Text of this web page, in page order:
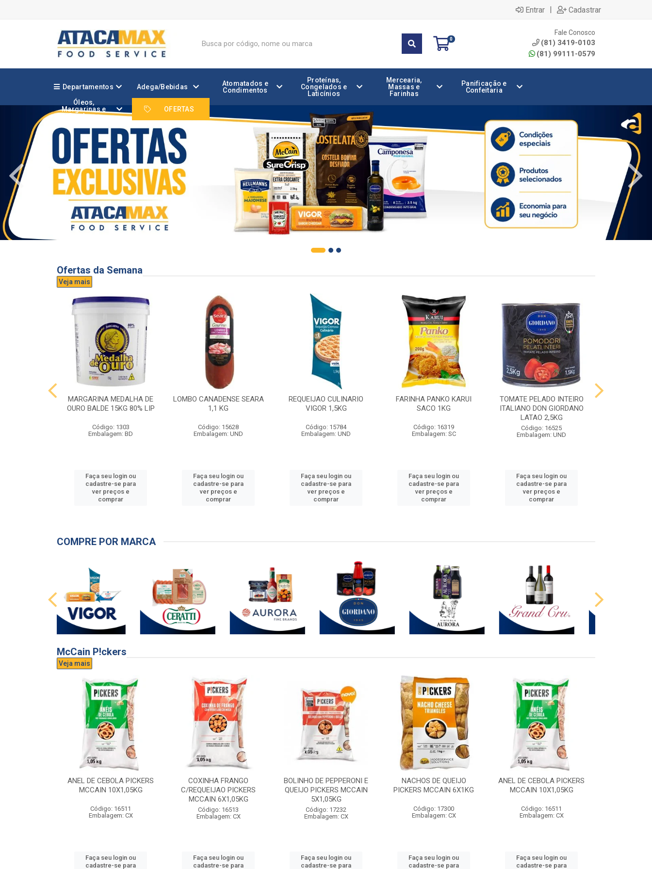
Entrar | Cadastrar
0
Fale Conosco
(81) 3419-0103
(81) 99111-0579
Departamentos Adega/Bebidas
Atomatados e
Condimentos
Proteínas,
Congelados e
Laticínios
Mercearia,
Massas e
Farinhas
Panificação e
Confeitaria
Óleos,
Margarinas e
Gorduras
OFERTAS
Ofertas da Semana
Veja mais
MARGARINA MEDALHA DE
OURO BALDE 15KG 80% LIP
Código: 1303
Embalagem: BD
Faça seu login ou
cadastre-se para
ver preços e
comprar
LOMBO CANADENSE SEARA
1,1 KG
Código: 15628
Embalagem: UND
Faça seu login ou
cadastre-se para
ver preços e
comprar
REQUEIJAO CULINARIO
VIGOR 1,5KG
Código: 15784
Embalagem: UND
Faça seu login ou
cadastre-se para
ver preços e
comprar
FARINHA PANKO KARUI
SACO 1KG
Código: 16319
Embalagem: SC
Faça seu login ou
cadastre-se para
ver preços e
comprar
TOMATE PELADO INTEIRO
ITALIANO DON GIORDANO
LATAO 2,5KG
Código: 16525
Embalagem: UND
Faça seu login ou
cadastre-se para
ver preços e
comprar
COMPRE POR MARCA
McCain P!ckers
Veja mais
ANEL DE CEBOLA PICKERS
MCCAIN 10X1,05KG
Código: 16511
Embalagem: CX
Faça seu login ou
cadastre-se para
COXINHA FRANGO
C/REQUEIJAO PICKERS
MCCAIN 6X1,05KG
Código: 16513
Embalagem: CX
Faça seu login ou
cadastre-se para
BOLINHO DE PEPPERONI E
QUEIJO PICKERS MCCAIN
5X1,05KG
Código: 17232
Embalagem: CX
Faça seu login ou
cadastre-se para
NACHOS DE QUEIJO
PICKERS MCCAIN 6X1KG
Código: 17300
Embalagem: CX
Faça seu login ou
cadastre-se para
ANEL DE CEBOLA PICKERS
MCCAIN 10X1,05KG
Código: 16511
Embalagem: CX
Faça seu login ou
cadastre-se para